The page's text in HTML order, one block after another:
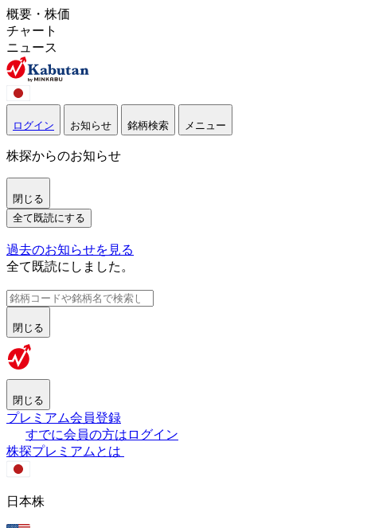
概要・株価
チャート
ニュース
ログイン お知らせ 銘柄検索 メニュー
株探からのお知らせ
閉じる
全て既読にする
過去のお知らせを見る
全て既読にしました。
閉じる
閉じる
プレミアム会員登録
すでに会員の方はログイン
株探プレミアムとは
日本株